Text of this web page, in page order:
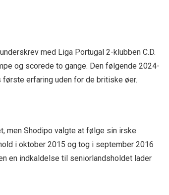
med Liga Portugal 2-klubben C.D.
og scorede to gange. Den følgende 2024-
erfaring uden for de britiske øer.
men Shodipo valgte at følge sin irske
i oktober 2015 og tog i september 2016
en indkaldelse til seniorlandsholdet lader